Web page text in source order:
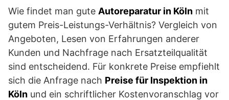
Wie findet man gute Autoreparatur in Köln mit
gutem Preis-Leistungs-Verhältnis? Vergleich von
Angeboten, Lesen von Erfahrungen anderer
Kunden und Nachfrage nach Ersatzteilqualität
sind entscheidend. Für konkrete Preise empfiehlt
sich die Anfrage nach Preise für Inspektion in
Köln und ein schriftlicher Kostenvoranschlag vor